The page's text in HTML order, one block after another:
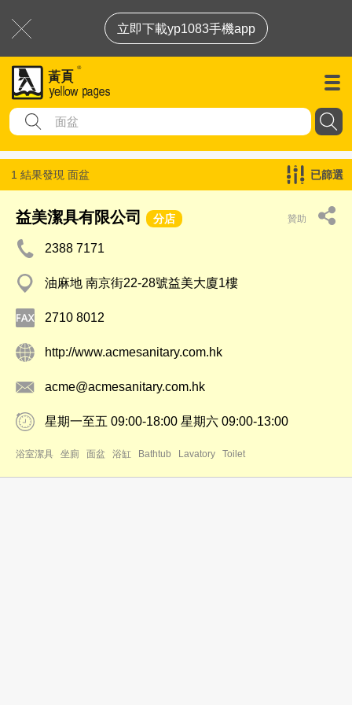
立即下載yp1083手機app
1 結果發現 面盆 已篩選
益美潔具有限公司 分店 贊助
2388 7171
油麻地 南京街22-28號益美大廈1樓
2710 8012
http://www.acmesanitary.com.hk
acme@acmesanitary.com.hk
星期一至五 09:00-18:00 星期六 09:00-13:00
浴室潔具 坐廁 面盆 浴缸 Bathtub Lavatory Toilet